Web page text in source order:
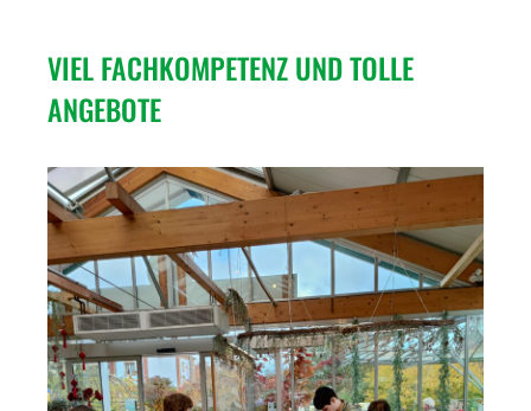
VIEL FACHKOMPETENZ UND TOLLE
ANGEBOTE